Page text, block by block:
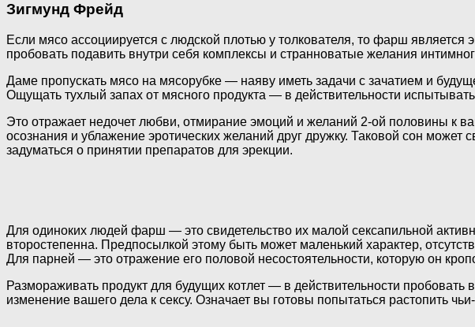
Зигмунд Фрейд
Если мясо ассоциируется с людской плотью у толкователя, то фарш
пробовать подавить внутри себя комплексы и странноватые желания
Даме пропускать мясо на мясорубке — наяву иметь задачи с зачатием и
Ощущать тухлый запах от мясного продукта — в действительности
Это отражает недочет любви, отмирание эмоций и желаний 2-ой половины к
осознания и ублажение эротических желаний друг дружку. Таковой сон
задуматься о принятии препаратов для эрекции.
Для одиноких людей фарш — это свидетельство их малой сексапильной
второстепенна. Предпосылкой этому быть может маленький характер,
Для парней — это отражение его половой несостоятельности, которую он
Размораживать продукт для будущих котлет — в действительности
изменение вашего дела к сексу. Означает вы готовы попытаться растопить